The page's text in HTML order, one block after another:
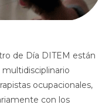
de Día DITEM están
ocupacionales,
con los